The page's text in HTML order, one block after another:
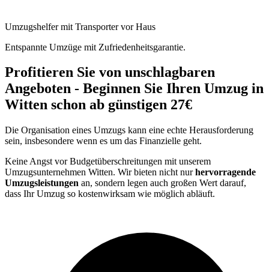
Umzugshelfer mit Transporter vor Haus
Entspannte Umzüge mit Zufriedenheitsgarantie.
Profitieren Sie von unschlagbaren
Angeboten - Beginnen Sie Ihren Umzug in
Witten schon ab günstigen 27€
Die Organisation eines Umzugs kann eine echte Herausforderung
sein, insbesondere wenn es um das Finanzielle geht.
Keine Angst vor Budgetüberschreitungen mit unserem
Umzugsunternehmen Witten. Wir bieten nicht nurhervorragende
Umzugsleistungen an, sondern legen auch großen Wert darauf,
dass Ihr Umzug so kostenwirksam wie möglich abläuft.